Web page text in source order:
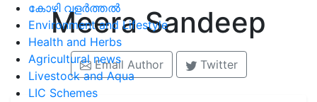
കോഴി വളർത്തൽ
Environment and Lifestyle
Health and Herbs
Agricultural news
Livestock and Aqua
LIC Schemes
Meera Sandeep
Email Author Twitter